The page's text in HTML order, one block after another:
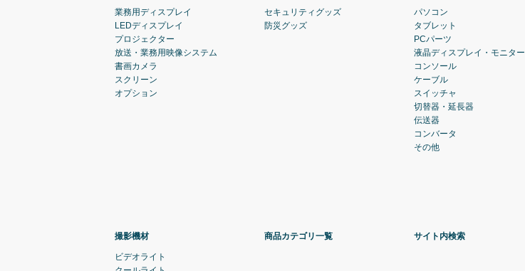
業務用ディスプレイ
LEDディスプレイ
プロジェクター
放送・業務用映像システム
書画カメラ
スクリーン
オプション
セキュリティグッズ
防災グッズ
パソコン
タブレット
PCパーツ
液晶ディスプレイ・モニター
コンソール
ケーブル
スイッチャ
切替器・延長器
伝送器
コンバータ
その他
撮影機材
ビデオライト
商品カテゴリ一覧 サイト内検索